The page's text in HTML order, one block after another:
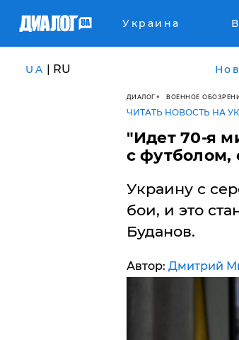
Украина
UA | RU
ДИАЛОГ ВОЕННОЕ
ЧИТАТЬ НОВОСТЬ НА
​"Идет 70-я
с футболом,
Украину с
бои, и это
Буданов.
Автор: Дмитрий